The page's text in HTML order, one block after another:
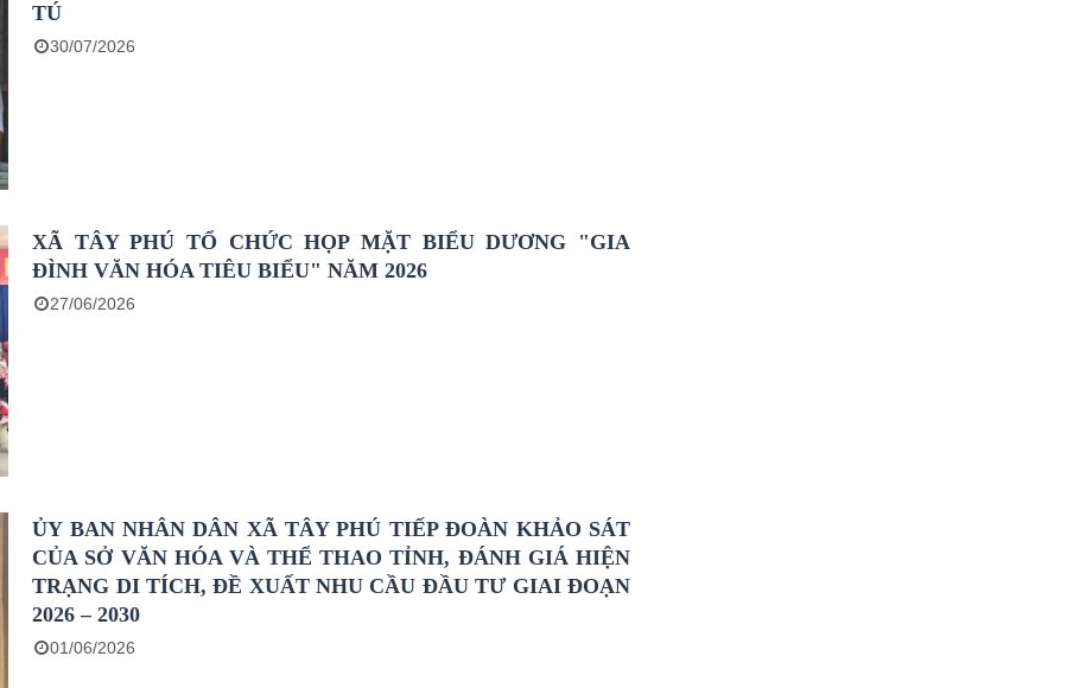
TÚ
30/07/2026
XÃ TÂY PHÚ TỔ CHỨC HỌP MẶT BIỂU DƯƠNG "GIA
ĐÌNH VĂN HÓA TIÊU BIỂU" NĂM 2026
27/06/2026
ỦY BAN NHÂN DÂN XÃ TÂY PHÚ TIẾP ĐOÀN KHẢO SÁT
CỦA SỞ VĂN HÓA VÀ THỂ THAO TỈNH, ĐÁNH GIÁ HIỆN
TRẠNG DI TÍCH, ĐỀ XUẤT NHU CẦU ĐẦU TƯ GIAI ĐOẠN
2026 – 2030
01/06/2026